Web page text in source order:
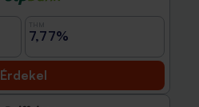
7,77%
Érdekel